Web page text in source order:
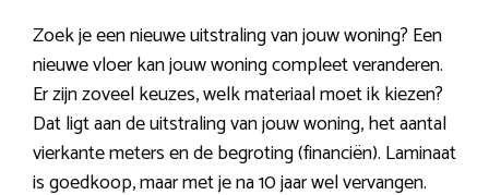
Zoek je een nieuwe uitstraling van jouw woning? Een
nieuwe vloer kan jouw woning compleet veranderen.
Er zijn zoveel keuzes, welk materiaal moet ik kiezen?
Dat ligt aan de uitstraling van jouw woning, het aantal
vierkante meters en de begroting (financiën). Laminaat
is goedkoop, maar met je na 10 jaar wel vervangen.